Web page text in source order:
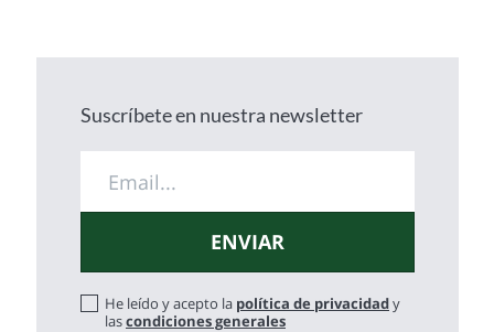
Suscríbete en nuestra newsletter
He leído y acepto la política de privacidady
lascondiciones generales